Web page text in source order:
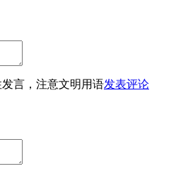
言，注意文明用语发表评论